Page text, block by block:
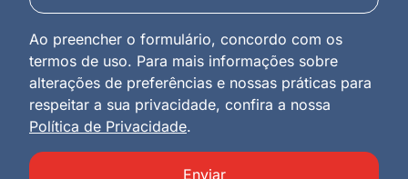
Ao preencher o formulário, concordo com os
termos de uso. Para mais informações sobre
alterações de preferências e nossas práticas para
respeitar a sua privacidade, confira a nossa
Política de Privacidade.
Enviar